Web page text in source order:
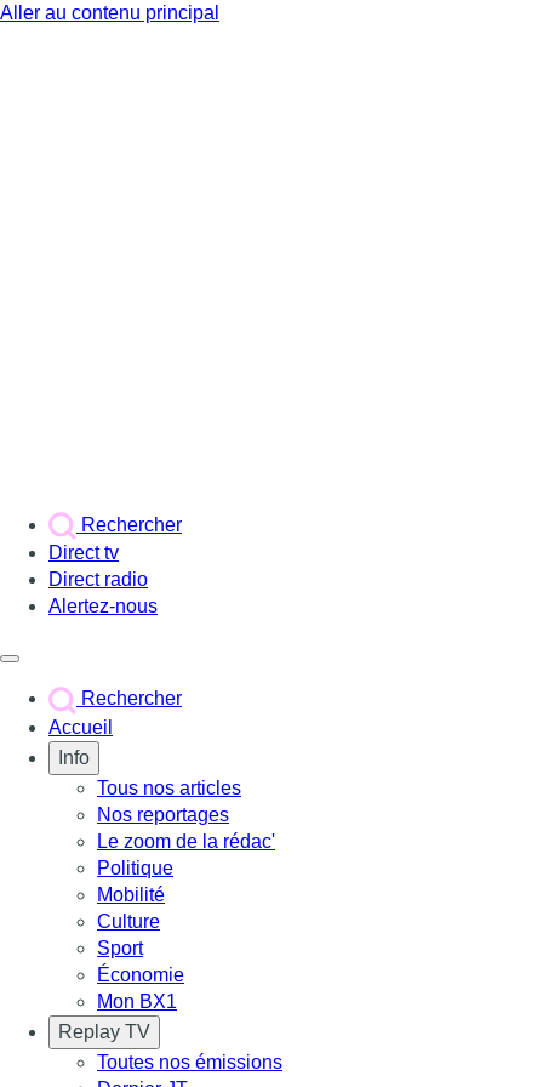
Aller au contenu principal
Rechercher
Direct tv
Direct radio
Alertez-nous
Rechercher
Accueil
Info
Tous nos articles
Nos reportages
Le zoom de la rédac'
Politique
Mobilité
Culture
Sport
Économie
Mon BX1
Replay TV
Toutes nos émissions